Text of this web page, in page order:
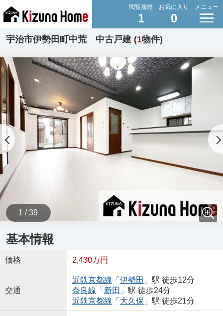
閲覧履歴
1
お気に入り
0
メニュー
宇治市伊勢田町中荒 中古戸建 (1物件)
1 / 39
基本情報
価格 2,430万円
交通
近鉄京都線 「 伊勢田 」駅 徒歩12分
奈良線 「 新田 」駅 徒歩24分
近鉄京都線 「 大久保 」駅 徒歩21分